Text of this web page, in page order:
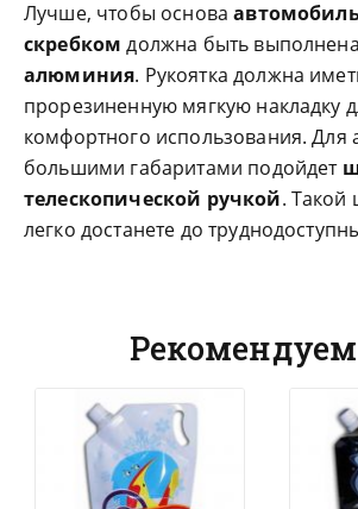
Лучше, чтобы основа
скребкомдолжна быть выполнена
алюминия. Рукоятка должна
прорезиненную мягкую накладку
комфортного использования. Для
большими габаритами подойдет
телескопической ручкой. Такой
легко достанете до